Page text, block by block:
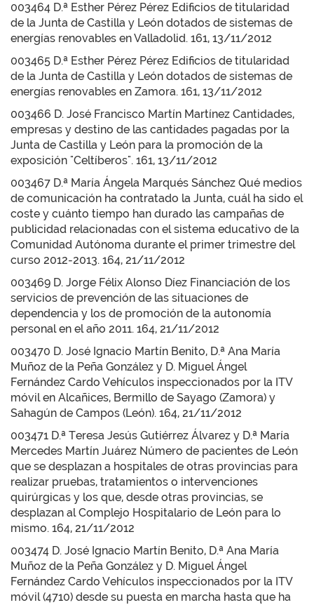
003464 D.ª Esther Pérez Pérez Edificios de titularidad
de la Junta de Castilla y León dotados de sistemas de
energías renovables en Valladolid. 161, 13/11/2012
003465 D.ª Esther Pérez Pérez Edificios de titularidad
de la Junta de Castilla y León dotados de sistemas de
energías renovables en Zamora. 161, 13/11/2012
003466 D. José Francisco Martín Martínez Cantidades,
empresas y destino de las cantidades pagadas por la
Junta de Castilla y León para la promoción de la
exposición "Celtíberos". 161, 13/11/2012
003467 D.ª María Ángela Marqués Sánchez Qué medios
de comunicación ha contratado la Junta, cuál ha sido el
coste y cuánto tiempo han durado las campañas de
publicidad relacionadas con el sistema educativo de la
Comunidad Autónoma durante el primer trimestre del
curso 2012-2013. 164, 21/11/2012
003469 D. Jorge Félix Alonso Díez Financiación de los
servicios de prevención de las situaciones de
dependencia y los de promoción de la autonomía
personal en el año 2011. 164, 21/11/2012
003470 D. José Ignacio Martín Benito, D.ª Ana María
Muñoz de la Peña González y D. Miguel Ángel
Fernández Cardo Vehículos inspeccionados por la ITV
móvil en Alcañices, Bermillo de Sayago (Zamora) y
Sahagún de Campos (León). 164, 21/11/2012
003471 D.ª Teresa Jesús Gutiérrez Álvarez y D.ª María
Mercedes Martín Juárez Número de pacientes de León
que se desplazan a hospitales de otras provincias para
realizar pruebas, tratamientos o intervenciones
quirúrgicas y los que, desde otras provincias, se
desplazan al Complejo Hospitalario de León para lo
mismo. 164, 21/11/2012
003474 D. José Ignacio Martín Benito, D.ª Ana María
Muñoz de la Peña González y D. Miguel Ángel
Fernández Cardo Vehículos inspeccionados por la ITV
móvil (4710) desde su puesta en marcha hasta que ha